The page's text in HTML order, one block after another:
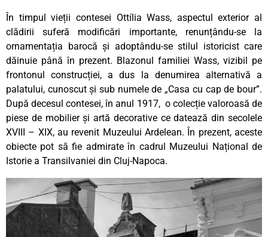
În timpul vieții contesei Ottília Wass, aspectul exterior al
clădirii suferă modificări importante, renunțându-se la
ornamentația barocă și adoptându-se stilul istoricist care
dăinuie până în prezent. Blazonul familiei Wass, vizibil pe
frontonul construcției, a dus la denumirea alternativă a
palatului, cunoscut și sub numele de „Casa cu cap de bour”.
După decesul contesei, în anul 1917, o colecție valoroasă de
piese de mobilier și artă decorative ce datează din secolele
XVIII – XIX, au revenit Muzeului Ardelean. În prezent, aceste
obiecte pot să fie admirate în cadrul Muzeului Național de
Istorie a Transilvaniei din Cluj-Napoca.